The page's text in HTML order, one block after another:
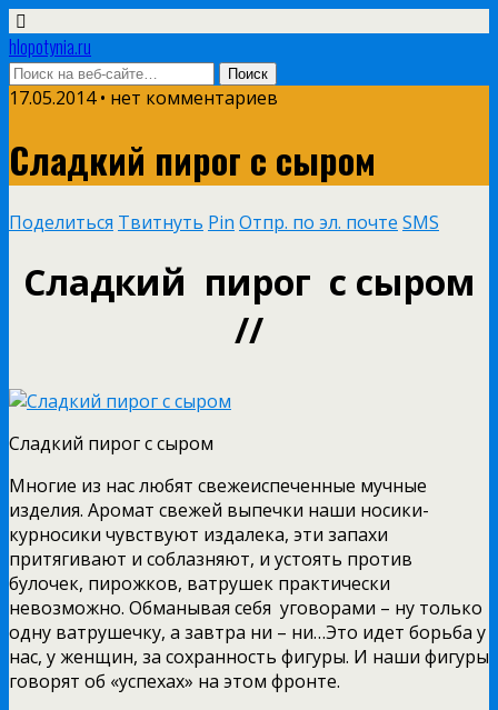
hlopotynia.ru
17.05.2014 • нет комментариев
Сладкий пирог с сыром
Поделиться Твитнуть Pin Отпр. по эл. почте SMS
Сладкий пирог с сыром
//
Сладкий пирог с сыром
Многие из нас любят свежеиспеченные мучные
изделия. Аромат свежей выпечки наши носики-
курносики чувствуют издалека, эти запахи
притягивают и соблазняют, и устоять против
булочек, пирожков, ватрушек практически
невозможно. Обманывая себя уговорами – ну только
одну ватрушечку, а завтра ни – ни…Это идет борьба у
нас, у женщин, за сохранность фигуры. И наши фигуры
говорят об «успехах» на этом фронте.